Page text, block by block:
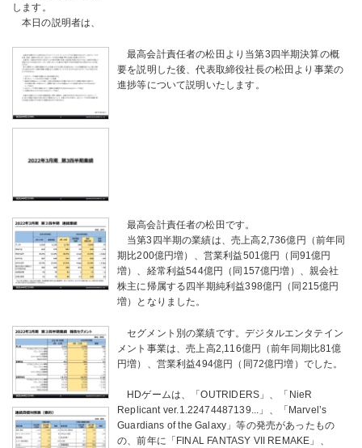
します。
本日の説明者は、
最高会計責任者の松田より当第3四半期決算の概
要を説明した後、代表取締役社長の松田より事業の
進捗等について説明いたします。
最高会計責任者の松田です。
当第3四半期の業績は、売上高2,736億円（前年同
期比200億円増）、営業利益501億円（同91億円
増）、経常利益544億円（同157億円増）、親会社
株主に帰属する四半期純利益398億円（同215億円
増）となりました。
セグメント別の業績です。デジタルエンタテイン
メント事業は、売上高2,116億円（前年同期比81億
円増）、営業利益494億円（同72億円増）でした。
HDゲームは、「OUTRIDERS」、「NieR
Replicant ver.1.22474487139...」、「Marvel’s
Guardians of the Galaxy」等の発売があったもの
の、前年に「FINAL FANTASY VII REMAKE」、